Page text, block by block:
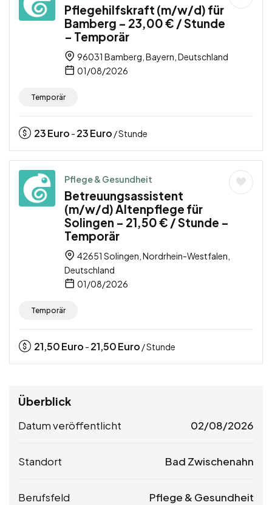
Pflegehilfskraft (m/w/d) für
Bamberg – 23,00 € / Stunde
– Temporär
96031 Bamberg, Bayern, Deutschland
01/08/2026
Temporär
23Euro - 23Euro / Stunde
Pflege & Gesundheit
Betreuungsassistent
(m/w/d) Altenpflege für
Solingen – 21,50 € / Stunde –
Temporär
42651 Solingen, Nordrhein-Westfalen,
Deutschland
01/08/2026
Temporär
21,50Euro - 21,50Euro / Stunde
Überblick
Datum veröffentlicht 02/08/2026
Standort Bad Zwischenahn
Berufsfeld Pflege & Gesundheit